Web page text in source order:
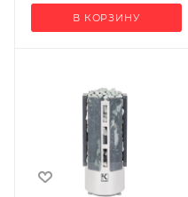
В КОРЗИНУ
Глубина, мм
Высота, мм
860